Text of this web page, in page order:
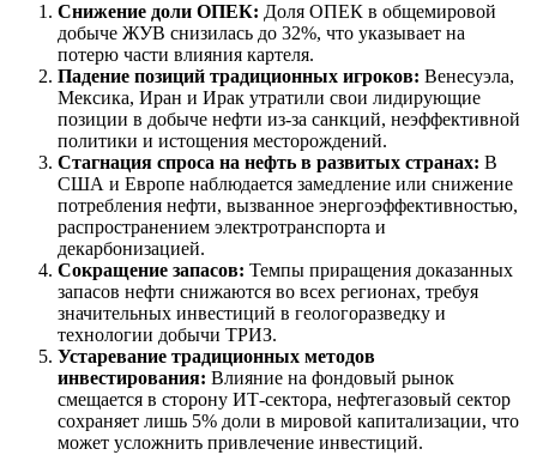
Снижение доли ОПЕК: Доля ОПЕК в общемировой
добыче ЖУВ снизилась до 32%, что указывает на
потерю части влияния картеля.
Падение позиций традиционных игроков: Венесуэла,
Мексика, Иран и Ирак утратили свои лидирующие
позиции в добыче нефти из-за санкций, неэффективной
политики и истощения месторождений.
Стагнация спроса на нефть в развитых странах: В
США и Европе наблюдается замедление или снижение
потребления нефти, вызванное энергоэффективностью,
распространением электротранспорта и
декарбонизацией.
Сокращение запасов: Темпы приращения доказанных
запасов нефти снижаются во всех регионах, требуя
значительных инвестиций в геологоразведку и
технологии добычи ТРИЗ.
Устаревание традиционных методов
инвестирования: Влияние на фондовый рынок
смещается в сторону ИТ-сектора, нефтегазовый сектор
сохраняет лишь 5% доли в мировой капитализации, что
может усложнить привлечение инвестиций.